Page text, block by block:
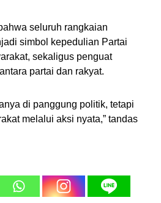
seluruh rangkaian
simbol kepedulian Partai
sekaligus penguat
partai dan rakyat.
di panggung politik, tetapi
melalui aksi nyata,” tandas